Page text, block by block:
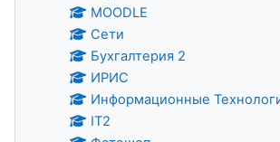
MOODLE
Сети
Бухгалтерия 2
ИРИС
Информационные
IT2